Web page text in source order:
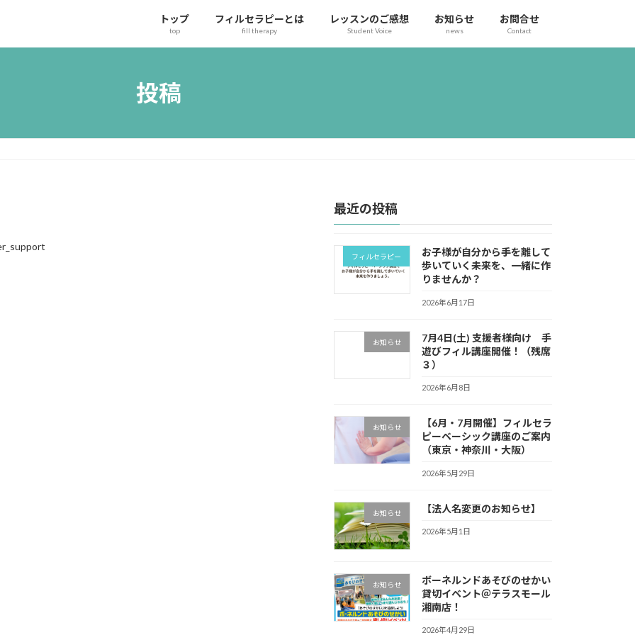
トップ
top
フィルセラピーとは
fill therapy
レッスンのご感想
Student Voice
お知らせ
news
お問合せ
Contact
投稿
最近の投稿
フィルセラピー
お子様が自分から手を離して
歩いていく未来を、一緒に作
りませんか？
2026年6月17日
お知らせ
7月4日(土) 支援者様向け 手
遊びフィル講座開催！（残席
３）
2026年6月8日
お知らせ
【6月・7月開催】フィルセラ
ピーベーシック講座のご案内
（東京・神奈川・大阪）
2026年5月29日
お知らせ 【法人名変更のお知らせ】
2026年5月1日
お知らせ
ボーネルンドあそびのせかい
貸切イベント＠テラスモール
湘南店！
2026年4月29日